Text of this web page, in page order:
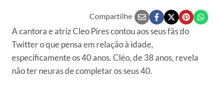
Compartilhe
A cantora e atriz Cleo Pires contou aos seus fãs do
Twitter o que pensa em relação à idade,
especificamente os 40 anos. Cléo, de 38 anos, revela
não ter neuras de completar os seus 40.